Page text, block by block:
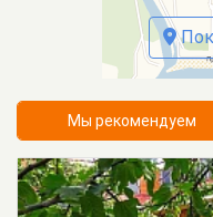
Мы рекомендуем